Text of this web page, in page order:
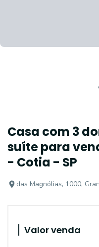
Casa com 3
suíte para
- Cotia - SP
das Magnólias, 1000,
Valor venda